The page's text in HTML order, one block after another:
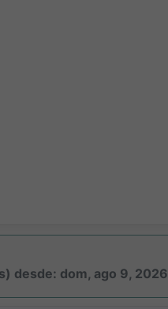
desde: dom, ago 9, 2026